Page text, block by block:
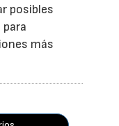
posibles
más